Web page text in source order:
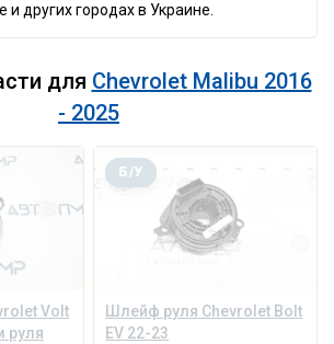
и других городах в Украине.
для Chevrolet Malibu 2016
- 2025
Volt
руля
Шлейф руля Chevrolet Bolt
EV 22-23
Б/У